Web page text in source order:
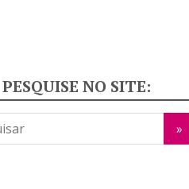
PESQUISE NO SITE: